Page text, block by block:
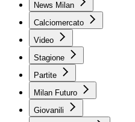
News Milan
Calciomercato
Video
Stagione
Partite
Milan Futuro
Giovanili